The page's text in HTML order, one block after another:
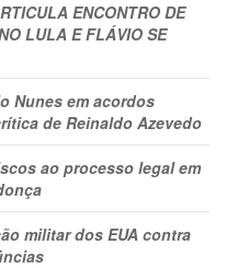
ENCONTRO DE
LULA E FLÁVIO SE
Nunes em acordos
de Reinaldo Azevedo
ao processo legal em
militar dos EUA contra